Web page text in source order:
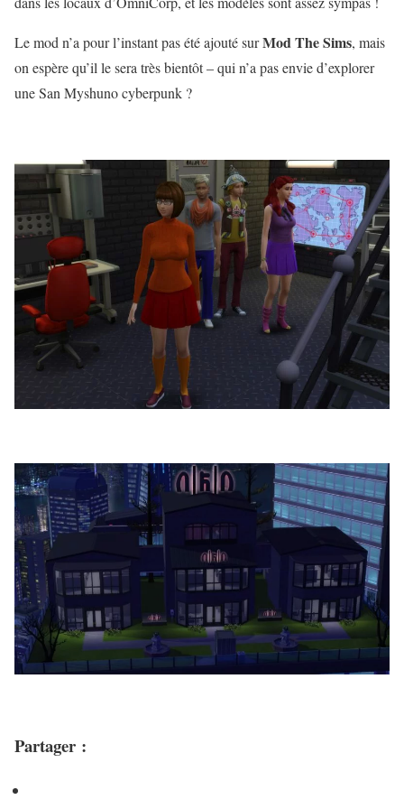
Le mod n’a pour l’instant pas été ajouté surMod The Sims, mais
on espère qu’il le sera très bientôt – qui n’a pas envie d’explorer
une San Myshuno cyberpunk ?
Partager :